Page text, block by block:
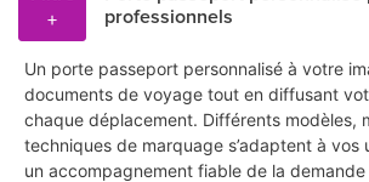
+
professionnels
Un porte passeport personnalisé à votre
documents de voyage tout en diffusant
chaque déplacement. Différents modèles,
techniques de marquage s’adaptent à vos
un accompagnement fiable de la demande